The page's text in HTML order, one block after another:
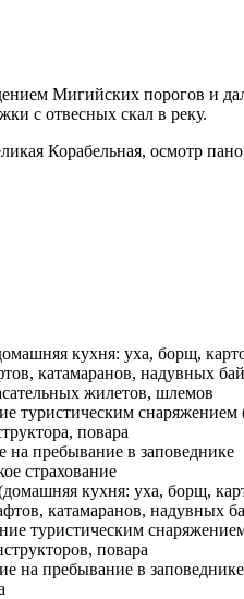
Мигийских порогов и
с отвесных скал в реку.
Корабельная, осмотр
кухня: уха, борщ,
катамаранов, надувных
жилетов, шлемов
туристическим
повара
на пребывание в заповеднике
страхование
кухня: уха, борщ,
катамаранов, надувных
туристическим
повара
на пребывание в заповеднике